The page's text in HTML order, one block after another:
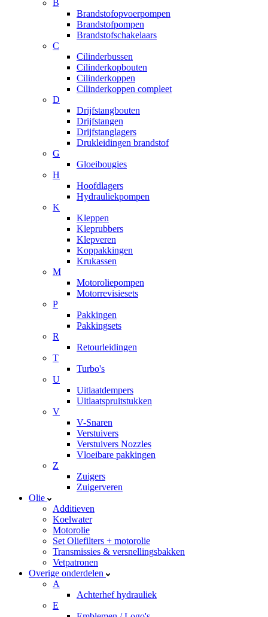
B
Brandstofopvoerpompen
Brandstofpompen
Brandstofschakelaars
C
Cilinderbussen
Cilinderkopbouten
Cilinderkoppen
Cilinderkoppen compleet
D
Drijfstangbouten
Drijfstangen
Drijfstanglagers
Drukleidingen brandstof
G
Gloeibougies
H
Hoofdlagers
Hydrauliekpompen
K
Kleppen
Kleprubbers
Klepveren
Koppakkingen
Krukassen
M
Motoroliepompen
Motorrevisiesets
P
Pakkingen
Pakkingsets
R
Retourleidingen
T
Turbo's
U
Uitlaatdempers
Uitlaatspruitstukken
V
V-Snaren
Verstuivers
Verstuivers Nozzles
Vloeibare pakkingen
Z
Zuigers
Zuigerveren
Olie
Additieven
Koelwater
Motorolie
Set Oliefilters + motorolie
Transmissies & versnellingsbakken
Vetpatronen
Overige onderdelen
A
Achterhef hydrauliek
E